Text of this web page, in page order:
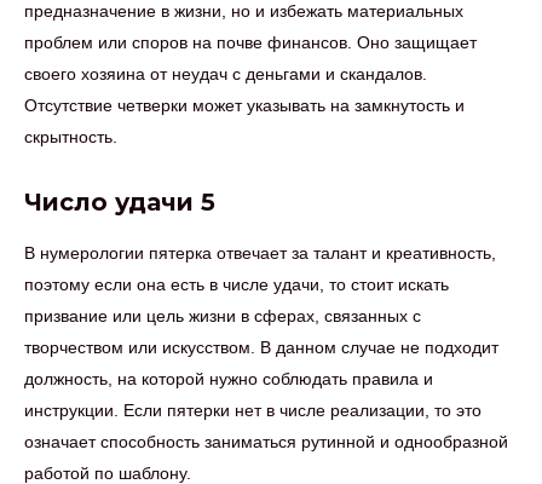
предназначение в жизни, но и избежать материальных
проблем или споров на почве финансов. Оно защищает
своего хозяина от неудач с деньгами и скандалов.
Отсутствие четверки может указывать на замкнутость и
скрытность.
Число удачи 5
В нумерологии пятерка отвечает за талант и креативность,
поэтому если она есть в числе удачи, то стоит искать
призвание или цель жизни в сферах, связанных с
творчеством или искусством. В данном случае не подходит
должность, на которой нужно соблюдать правила и
инструкции. Если пятерки нет в числе реализации, то это
означает способность заниматься рутинной и однообразной
работой по шаблону.